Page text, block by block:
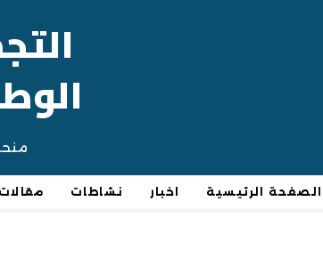
الصفحة الرئيسية اخبار نشاطات مقالات